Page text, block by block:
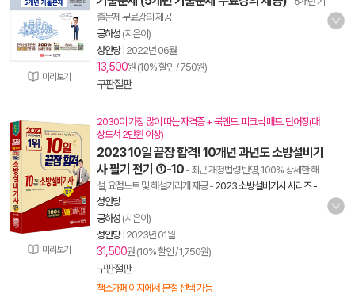
미리보기
출문제 무료강의 제공
공하성 (지은이)
성안당| 2022년 06월
13,500원 (10% 할인 / 750원)
구판절판
미리보기
2030이 가장 많이 따는 자격증 + 북엔드. 피크닉 매트. 단어장(대
상도서 2만원 이상)
2023 10일 끝장 합격! 10개년 과년도 소방설비기
사 필기 전기 ①-10 - 최근 개정법령 반영, 100% 상세한 해
설, 요점노트 및 해설가리개 제공- 2023 소방설비기사 시리즈 -
성안당
공하성 (지은이)
성안당| 2023년 01월
31,500원 (10% 할인 / 1,750원)
구판절판
책소개페이지에서 분철 선택 가능